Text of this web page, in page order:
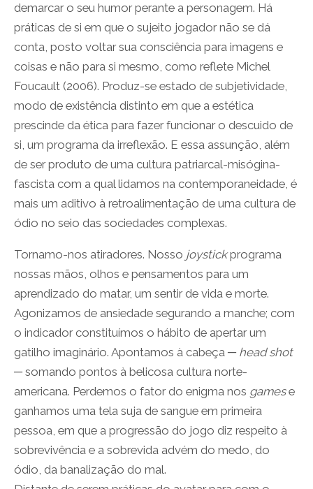
demarcar o seu humor perante a personagem. Há
práticas de si em que o sujeito jogador não se dá
conta, posto voltar sua consciência para imagens e
coisas e não para si mesmo, como reflete Michel
Foucault (2006). Produz-se estado de subjetividade,
modo de existência distinto em que a estética
prescinde da ética para fazer funcionar o descuido de
si, um programa da irreflexão. E essa assunção, além
de ser produto de uma cultura patriarcal-misógina-
fascista com a qual lidamos na contemporaneidade, é
mais um aditivo à retroalimentação de uma cultura de
ódio no seio das sociedades complexas.
Tornamo-nos atiradores. Nosso joystickprograma
nossas mãos, olhos e pensamentos para um
aprendizado do matar, um sentir de vida e morte.
Agonizamos de ansiedade segurando a manche; com
o indicador constituímos o hábito de apertar um
gatilho imaginário. Apontamos à cabeça ─ head shot
─ somando pontos à belicosa cultura norte-
americana. Perdemos o fator do enigma nos gamese
ganhamos uma tela suja de sangue em primeira
pessoa, em que a progressão do jogo diz respeito à
sobrevivência e a sobrevida advém do medo, do
ódio, da banalização do mal.